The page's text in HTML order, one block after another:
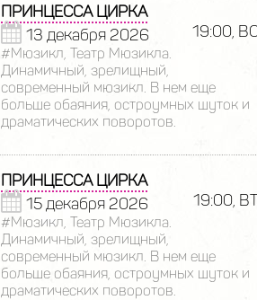
ПРИНЦЕССА ЦИРКА
13 декабря 2026
19:00,
#Мюзикл, Театр Мюзикла.
Динамичный, зрелищный,
современный мюзикл. В нем еще
больше обаяния, остроумных шуток и
драматических поворотов.
ПРИНЦЕССА ЦИРКА
15 декабря 2026
19:00,
#Мюзикл, Театр Мюзикла.
Динамичный, зрелищный,
современный мюзикл. В нем еще
больше обаяния, остроумных шуток и
драматических поворотов.